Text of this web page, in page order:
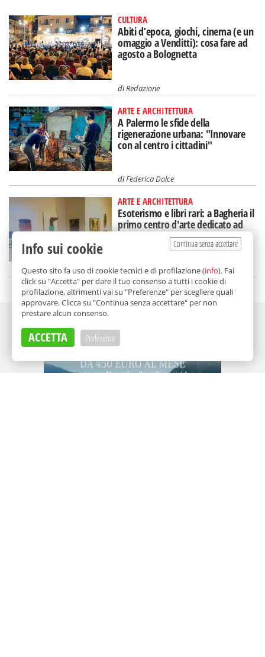
CULTURA
Abiti d’epoca, giochi, cinema (e un
omaggio a Venditti): cosa fare ad
agosto a Bolognetta
diRedazione
ARTE E ARCHITETTURA
A Palermo le sfide della
rigenerazione urbana: "Innovare
con al centro i cittadini"
diFederica Dolce
ARTE E ARCHITETTURA
Esoterismo e libri rari: a Bagheria il
primo centro d'arte dedicato ad
Aleister Crowley
diRedazione
Continua senza accettare
Info sui cookie
Questo sito fa uso di cookie tecnici e di profilazione (info). Fai
click su "Accetta" per dare il tuo consenso a tutti i cookie di
profilazione, altrimenti vai su "Preferenze" per scegliere quali
approvare. Clicca su "Continua senza accettare" per non
prestare alcun consenso.
ACCETTA Preferenze